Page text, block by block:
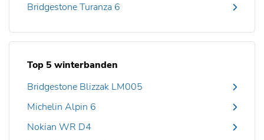
Bridgestone Turanza 6
Top 5 winterbanden
Bridgestone Blizzak LM005
Michelin Alpin 6
Nokian WR D4